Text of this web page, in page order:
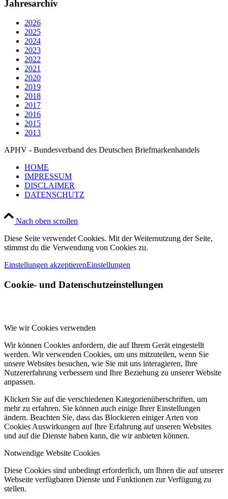
Jahresarchiv
2026
2025
2024
2023
2022
2021
2020
2019
2018
2017
2016
2015
2013
APHV - Bundesverband des Deutschen Briefmarkenhandels
HOME
IMPRESSUM
DISCLAIMER
DATENSCHUTZ
Nach oben scrollen
Diese Seite verwendet Cookies. Mit der Weiternutzung der Seite,
stimmst du die Verwendung von Cookies zu.
Einstellungen akzeptierenEinstellungen
Cookie- und Datenschutzeinstellungen
Wie wir Cookies verwenden
Wir können Cookies anfordern, die auf Ihrem Gerät eingestellt
werden. Wir verwenden Cookies, um uns mitzuteilen, wenn Sie
unsere Websites besuchen, wie Sie mit uns interagieren, Ihre
Nutzererfahrung verbessern und Ihre Beziehung zu unserer Website
anpassen.
Klicken Sie auf die verschiedenen Kategorienüberschriften, um
mehr zu erfahren. Sie können auch einige Ihrer Einstellungen
ändern. Beachten Sie, dass das Blockieren einiger Arten von
Cookies Auswirkungen auf Ihre Erfahrung auf unseren Websites
und auf die Dienste haben kann, die wir anbieten können.
Notwendige Website Cookies
Diese Cookies sind unbedingt erforderlich, um Ihnen die auf unserer
Webseite verfügbaren Dienste und Funktionen zur Verfügung zu
stellen.